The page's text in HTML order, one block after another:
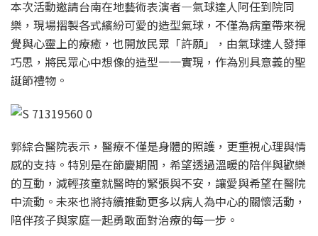
本次活動邀請台南在地藝術表演者—氣球達人阿任到院同
樂，現場摺製各式繽紛可愛的造型氣球，不僅為病童帶來視
覺與心靈上的療癒，也開放民眾「許願」，由氣球達人發揮
巧思，將民眾心中想像的造型一一實現，作為別具意義的聖
誕節禮物。
郭綜合醫院表示，醫療不僅是身體的照護，更重視心理與情
感的支持。特別是在節慶期間，希望透過溫暖的陪伴與歡樂
的互動，減輕孩童就醫時的緊張與不安，讓愛與希望在醫院
中流動。未來也將持續推動更多以病人為中心的關懷活動，
陪伴孩子與家庭一起勇敢面對治療的每一步。